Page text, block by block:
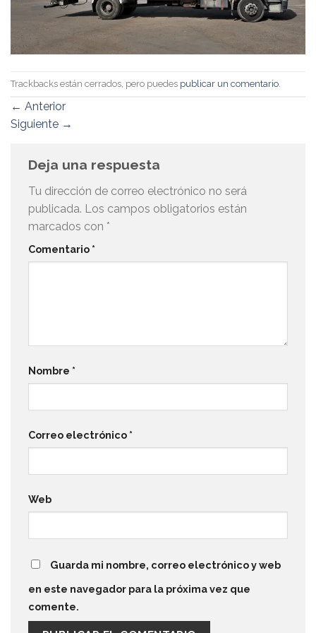
Trackbacks están cerrados, pero puedes publicar un comentario
← Anterior
Siguiente →
Deja una respuesta
Tu dirección de correo electrónico no será
publicada. Los campos obligatorios están
marcados con *
Comentario *
Nombre *
Correo electrónico *
Web
Guarda mi nombre, correo electrónico y web
en este navegador para la próxima vez que
comente.